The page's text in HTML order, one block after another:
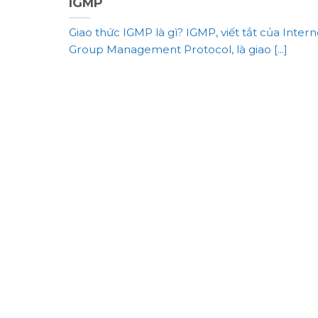
Giao thức IGMP là gì? IGMP, viết tắt của
Group Management Protocol, là giao [...]